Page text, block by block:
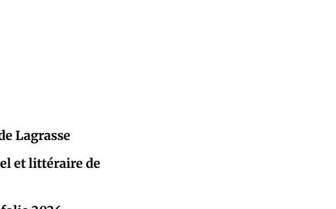
Lagrasse
et littéraire de